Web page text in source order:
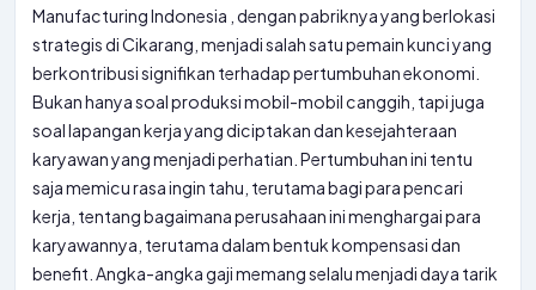
Manufacturing Indonesia , dengan pabriknya yang berlokasi
strategis di Cikarang, menjadi salah satu pemain kunci yang
berkontribusi signifikan terhadap pertumbuhan ekonomi.
Bukan hanya soal produksi mobil-mobil canggih, tapi juga
soal lapangan kerja yang diciptakan dan kesejahteraan
karyawan yang menjadi perhatian. Pertumbuhan ini tentu
saja memicu rasa ingin tahu, terutama bagi para pencari
kerja, tentang bagaimana perusahaan ini menghargai para
karyawannya, terutama dalam bentuk kompensasi dan
benefit. Angka-angka gaji memang selalu menjadi daya tarik